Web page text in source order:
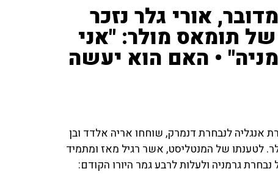
אורי גלר נזכר
תומאס מולר: "אני
• האם הוא יעשה
אנגליה לנבחרת דנמרק, שוחחו אריה אלדד ובן
לטענתו של המנטליסט, אשר רגיל מאז ומתמיד
כפיות, הוא זה שסייע לנבחרת אנגליה לגבור 0:2 על נבחרת גרמניה ולעלות לרבע גמר היורו הקודם: